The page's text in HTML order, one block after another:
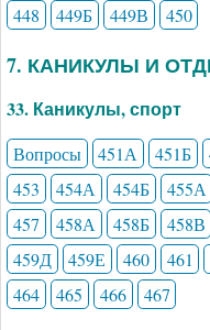
448 449Б 449В 450
7. КАНИКУЛЫ И
33. Каникулы, спорт
Вопросы 451А 451Б
453
454А 454Б 455А
457
458А 458Б 458В
459Д
459Е 460 461
464
465 466 467